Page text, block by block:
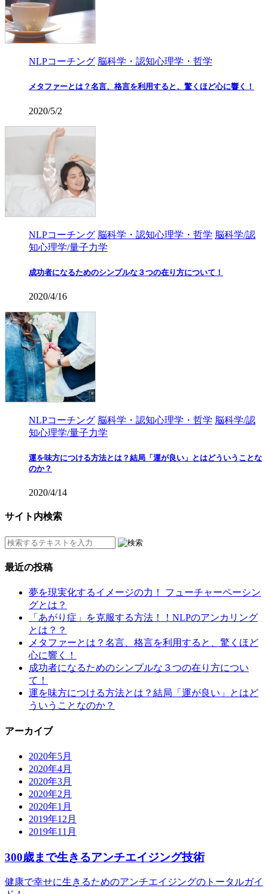
NLPコーチング 脳科学・認知心理学・哲学
メタファーとは？名言、格言を利用すると、驚くほど心に響く！
2020/5/2
NLPコーチング 脳科学・認知心理学・哲学 脳科学/認
知心理学/量子力学
成功者になるためのシンプルな３つの在り方について！
2020/4/16
NLPコーチング 脳科学・認知心理学・哲学 脳科学/認
知心理学/量子力学
運を味方につける方法とは？結局「運が良い」とはどういうことな
のか？
2020/4/14
サイト内検索
最近の投稿
夢を現実化するイメージの力！ フューチャーペーシン
グとは？
「あがり症」を克服する方法！！NLPのアンカリング
とは？？
メタファーとは？名言、格言を利用すると、驚くほど
心に響く！
成功者になるためのシンプルな３つの在り方につい
て！
運を味方につける方法とは？結局「運が良い」とはど
ういうことなのか？
アーカイブ
2020年5月
2020年4月
2020年3月
2020年2月
2020年1月
2019年12月
2019年11月
300歳まで生きるアンチエイジング技術
健康で幸せに生きるためのアンチエイジングのトータルガイ